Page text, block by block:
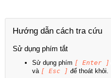
Hướng dẫn cách tra cứu
Sử dụng phím tắt
Sử dụng phím [ Enter ]
và [ Esc ] để thoát khỏi.